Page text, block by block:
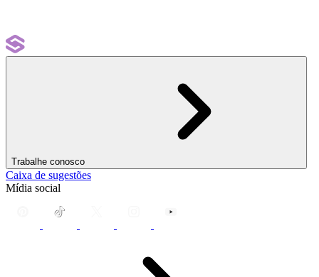
Trabalhe conosco
Caixa de sugestões
Mídia social